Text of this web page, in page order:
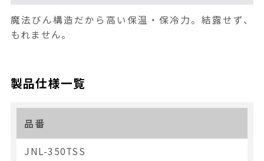
魔法びん構造だから高い保温・保冷力。結露せず、
もれません。
製品仕様一覧
品番
JNL-350TSS